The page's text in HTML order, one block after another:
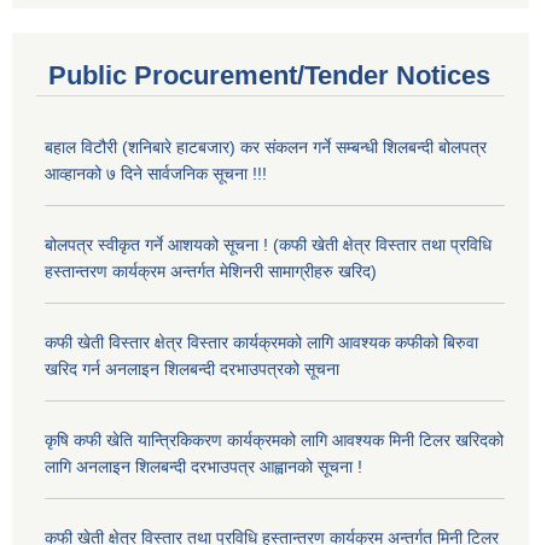
Public Procurement/Tender Notices
बहाल विटौरी (शनिबारे हाटबजार) कर संकलन गर्ने सम्बन्धी शिलबन्दी बोलपत्र
आव्हानको ७ दिने सार्वजनिक सूचना !!!
बोलपत्र स्वीकृत गर्ने आशयको सूचना ! (कफी खेती क्षेत्र विस्तार तथा प्रविधि
हस्तान्तरण कार्यक्रम अन्तर्गत मेशिनरी सामाग्रीहरु खरिद)
कफी खेती विस्तार क्षेत्र विस्तार कार्यक्रमको लागि आवश्यक कफीको बिरुवा
खरिद गर्न अनलाइन शिलबन्दी दरभाउपत्रको सूचना
कृषि कफी खेति यान्त्रिकिकरण कार्यक्रमको लागि आवश्यक मिनी टिलर खरिदको
लागि अनलाइन शिलबन्दी दरभाउपत्र आह्वानको सूचना !
कफी खेती क्षेत्र विस्तार तथा प्रविधि हस्तान्तरण कार्यक्रम अन्तर्गत मिनी टिलर